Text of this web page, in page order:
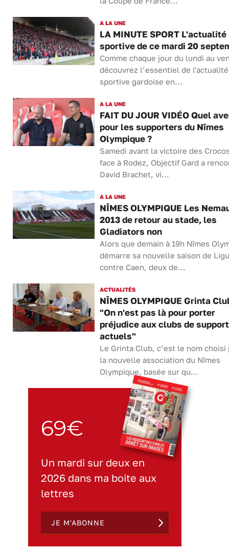
A LA UNE
LA MINUTE SPORT L'actualité
sportive de ce mardi 20
Comme chaque jour du lundi au
découvrez l’essentiel de l'actualité
sportive gardoise en...
A LA UNE
FAIT DU JOUR VIDÉO Quel
pour les supporters du Nîmes
Olympique ?
Samedi avant la victoire des
face à Rodez, Objectif Gard a
David Brachet, vi...
A LA UNE
NÎMES OLYMPIQUE Les
2013 de retour au stade, les
Gladiators non
Alors que demain à 19h Nîmes
démarre sa nouvelle saison de
contre Caen, deux de...
ACTUALITÉS
NÎMES OLYMPIQUE Grinta
"On n'est pas là pour porter
préjudice aux clubs de
actuels"
Le Grinta Club, c’est le nom choisi
la nouvelle association du Nîmes
Olympique, basée sur qu...
69€
Un mardi sur deux en
2026 dans ma boite aux
lettres
JE M'ABONNE